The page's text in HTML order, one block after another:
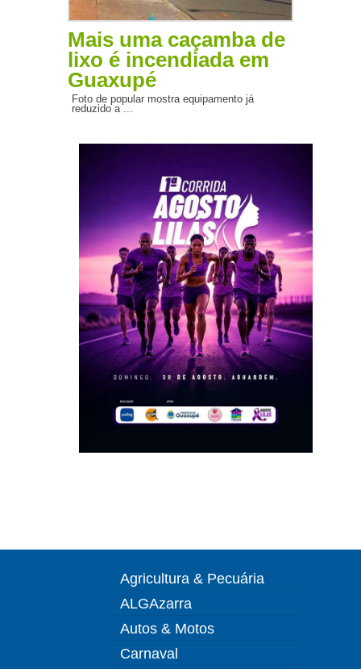
Mais uma caçamba de
lixo é incendiada em
Guaxupé
Foto de popular mostra equipamento já
reduzido a ...
Agricultura & Pecuária
ALGAzarra
Autos & Motos
Carnaval